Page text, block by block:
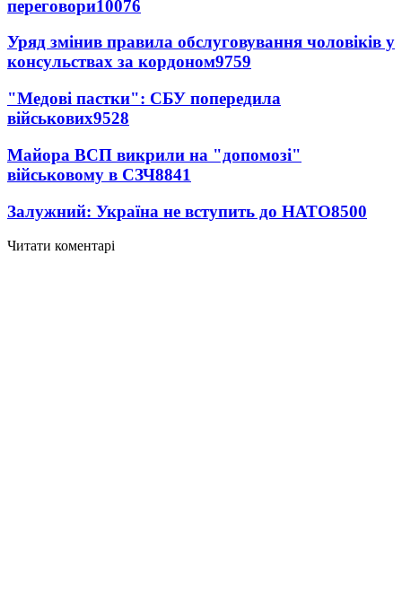
переговори10076
Уряд змінив правила обслуговування чоловіків у
консульствах за кордоном9759
"Медові пастки": СБУ попередила
військових9528
Майора ВСП викрили на "допомозі"
військовому в СЗЧ8841
Залужний: Україна не вступить до НАТО8500
Читати коментарі